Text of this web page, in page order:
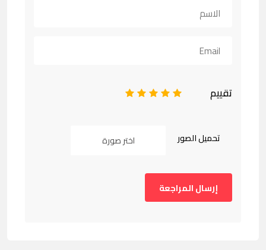
تقييم 5
4
3
2
تحميل الصور اختر صورة